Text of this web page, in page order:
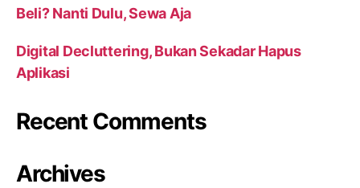
Beli? Nanti Dulu, Sewa Aja
Digital Decluttering, Bukan Sekadar Hapus
Aplikasi
Recent Comments
Archives